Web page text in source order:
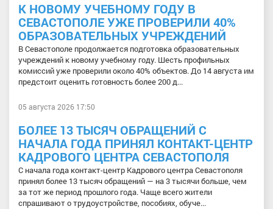
К НОВОМУ УЧЕБНОМУ ГОДУ В
СЕВАСТОПОЛЕ УЖЕ ПРОВЕРИЛИ 40%
ОБРАЗОВАТЕЛЬНЫХ УЧРЕЖДЕНИЙ
В Севастополе продолжается подготовка образовательных
учреждений к новому учебному году. Шесть профильных
комиссий уже проверили около 40% объектов. До 14 августа им
предстоит оценить готовность более 200 д...
05 августа 2026 17:50
БОЛЕЕ 13 ТЫСЯЧ ОБРАЩЕНИЙ С
НАЧАЛА ГОДА ПРИНЯЛ КОНТАКТ-ЦЕНТР
КАДРОВОГО ЦЕНТРА СЕВАСТОПОЛЯ
С начала года контакт-центр Кадрового центра Севастополя
принял более 13 тысяч обращений — на 3 тысячи больше, чем
за тот же период прошлого года. Чаще всего жители
спрашивают о трудоустройстве, пособиях, обуче...